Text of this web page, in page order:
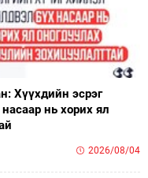
Хүүхдийн эсрэг
нь хорих ял
2026/08/04